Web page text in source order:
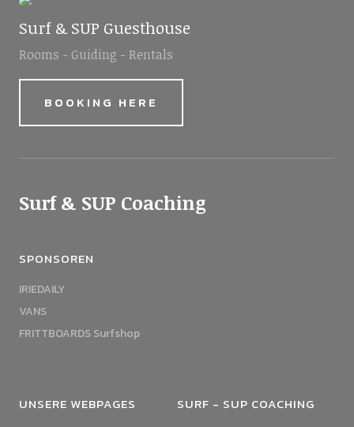
Surf & SUP Guesthouse
Rooms - Guiding - Rentals
BOOKING HERE
Surf & SUP Coaching
SPONSOREN
IRIEDAILY
VANS
FRITTBOARDS Surfshop
UNSERE WEBPAGES SURF - SUP COACHING